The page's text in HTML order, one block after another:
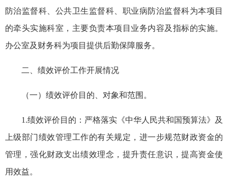
防治监督科、公共卫生监督科、职业病防治监督科为本项目
的牵头实施科室，主要负责本项目业务内容及指标的实施。
办公室及财务科为项目提供后勤保障服务。
二、绩效评价工作开展情况
（一）绩效评价目的、对象和范围。
1.绩效评价目的：严格落实《中华人民共和国预算法》及
上级部门绩效管理工作的有关规定，进一步规范财政资金的
管理，强化财政支出绩效理念，提升责任意识，提高资金使
用效益。